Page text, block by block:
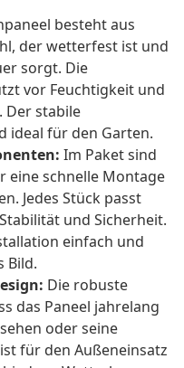
besteht aus
der wetterfest ist und
sorgt. Die
vor Feuchtigkeit und
Der stabile
ideal für den Garten.
Im Paket sind
eine schnelle Montage
Jedes Stück passt
und Sicherheit.
einfach und
Bild.
Die robuste
das Paneel jahrelang
oder seine
für den Außeneinsatz